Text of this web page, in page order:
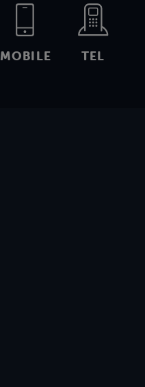
MOBILE TEL